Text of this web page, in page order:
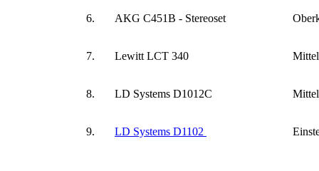
6. AKG C451B - Stereoset
7. Lewitt LCT 340
8. LD Systems D1012C
9. LD Systems D1102